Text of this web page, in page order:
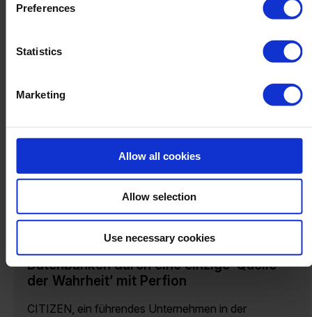
Preferences
Statistics
Marketing
Allow all cookies
Allow selection
Use necessary cookies
Mehr lesen
CITIZEN ersetzt 11 Systeme und
Datenbanken durch eine einzige ’Quelle
der Wahrheit’ mit Perfion
CITIZEN, ein führendes Unternehmen in der